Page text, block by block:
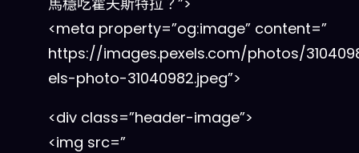
<meta property=”og:image” content=”
https://images.pexels.com/photos/
els-photo-31040982.jpeg”>
<div class=”header-image”>
<img src=”